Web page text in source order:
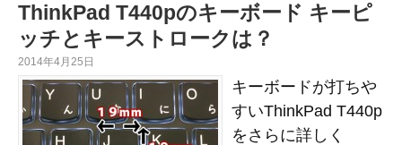
ThinkPad T440pのキーボード キーピ
ッチとキーストロークは？
2014年4月25日
キーボードが打ちや
すいThinkPad T440p
をさらに詳しく